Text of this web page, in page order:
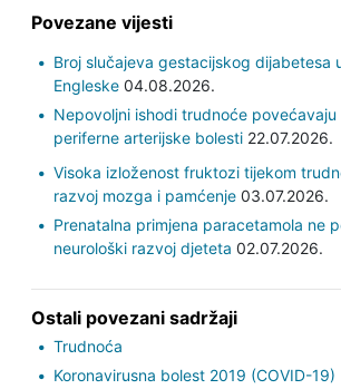
Povezane vijesti
Broj slučajeva gestacijskog dijabetesa
Engleske04.08.2026.
Nepovoljni ishodi trudnoće
periferne arterijske bolesti22.07.2026.
Visoka izloženost fruktozi tijekom
razvoj mozga i pamćenje03.07.2026.
Prenatalna primjena paracetamola ne
neurološki razvoj djeteta 02.07.2026.
Ostali povezani sadržaji
Trudnoća
Koronavirusna bolest 2019 (COVID-19)